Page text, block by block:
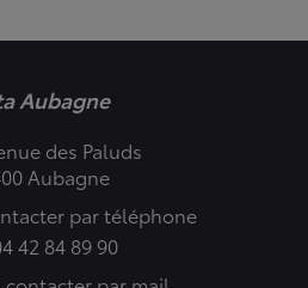
Aubagne
des Paluds
Aubagne
par téléphone
42 84 89 90